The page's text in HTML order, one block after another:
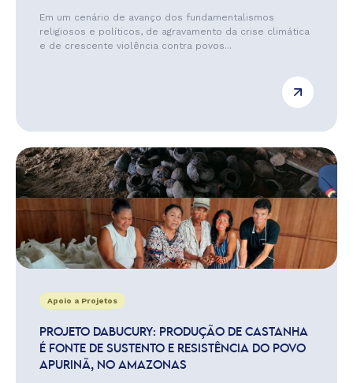
Em um cenário de avanço dos fundamentalismos
religiosos e políticos, de agravamento da crise climática
e de crescente violência contra povos...
Apoio a Projetos
PROJETO DABUCURY: PRODUÇÃO DE CASTANHA
É FONTE DE SUSTENTO E RESISTÊNCIA DO POVO
APURINÃ, NO AMAZONAS